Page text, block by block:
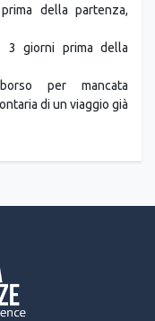
della partenza,
3 giorni prima della
per mancata
di un viaggio già